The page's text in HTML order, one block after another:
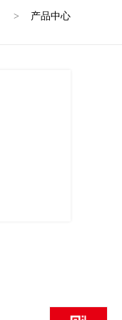
> 产品中心